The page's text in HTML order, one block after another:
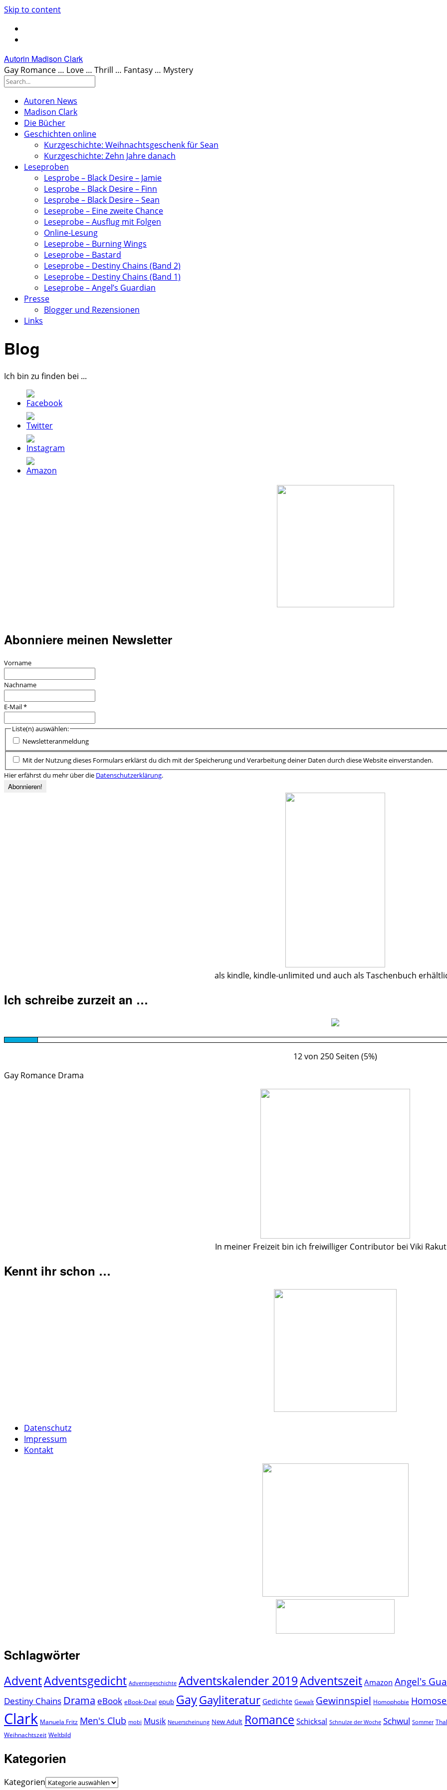
Skip to content
Autorin Madison Clark
Gay Romance … Love … Thrill … Fantasy … Mystery
Autoren News
Madison Clark
Die Bücher
Geschichten online
Kurzgeschichte: Weihnachtsgeschenk für Sean
Kurzgeschichte: Zehn Jahre danach
Leseproben
Lesprobe – Black Desire – Jamie
Lesprobe – Black Desire – Finn
Lesprobe – Black Desire – Sean
Leseprobe – Eine zweite Chance
Leseprobe – Ausflug mit Folgen
Online-Lesung
Leseprobe – Burning Wings
Leseprobe – Bastard
Leseprobe – Destiny Chains (Band 2)
Leseprobe – Destiny Chains (Band 1)
Leseprobe – Angel’s Guardian
Presse
Blogger und Rezensionen
Links
Blog
Ich bin zu finden bei ...
Abonniere meinen Newsletter
Vorname
Nachname
E-Mail*
Liste(n) auswählen:
Newsletteranmeldung
Mit der Nutzung dieses Formulars erklärst du dich mit der Speicherung und Verarbeitung deiner Daten durch diese Website einverstanden.
Hier erfährst du mehr über die Datenschutzerklärung.
als kindle, kindle-unlimited und auch als Taschenbuch
Ich schreibe zurzeit an …
12 von 250 Seiten (5%)
Gay Romance Drama
In meiner Freizeit bin ich freiwilliger Contributor bei Viki
Kennt ihr schon …
Datenschutz
Impressum
Kontakt
Schlagwörter
AdventAdventsgedicht Adventsgeschichte Adventskalender 2019Adventszeit Amazon Angel's
Destiny Chains Drama eBook eBook-Deal epub GayGayliteratur Gedichte Gewalt Gewinnspiel Homophobie
Clark Manuela Fritz Men's Club mobi Musik Neuerscheinung New Adult Romance Schicksal Schnulze der Woche Schwul Sommer
Weihnachtszeit Weltbild
Kategorien
Kategorien